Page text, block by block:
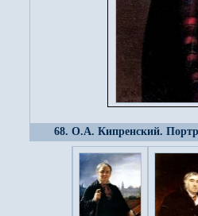
68. О.А. Кипренский.